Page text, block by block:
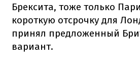
Брексита, тоже только
короткую отсрочку для
принял предложенный
вариант.